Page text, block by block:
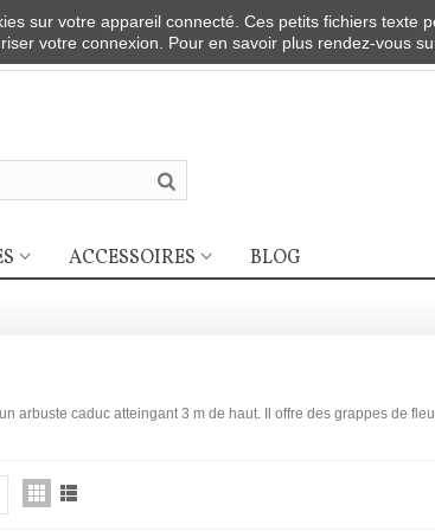
sur votre appareil connecté. Ces petits fichiers texte
votre connexion. Pour en savoir plus rendez-vous
ACCESSOIRES BLOG
arbuste caduc atteingant 3 m de haut. Il offre des grappes de